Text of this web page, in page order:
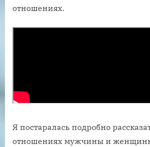
отношениях.
Я постаралась подробно
отношениях мужчины и